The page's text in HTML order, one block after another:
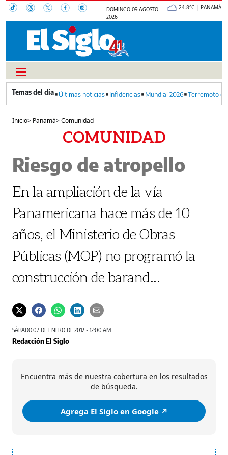
DOMINGO, 09 AGOSTO
2026
24.8°C | PANAMÁ
Últimas noticias Infidencias Mundial 2026 Terremoto
Inicio> Panamá>Comunidad
COMUNIDAD
Riesgo de atropello
En la ampliación de la vía
Panamericana hace más de 10
años, el Ministerio de Obras
Públicas (MOP) no programó la
construcción de barand...
SÁBADO 07 DE ENERO DE 2012 - 12:00 AM
Redacción El Siglo
Encuentra más de nuestra cobertura en los resultados
de búsqueda.
Agrega El Siglo en Google ↗️